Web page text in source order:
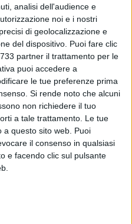
analisi dell'audience e
noi e i nostri
di geolocalizzazione e
del dispositivo. Puoi fare clic
partner il trattamento per le
puoi accedere a
le tue preferenze prima
Si rende noto che alcuni
non richiedere il tuo
a tale trattamento. Le tue
a questo sito web. Puoi
il consenso in qualsiasi
e facendo clic sul pulsante
notte di venerdì 14 giugno,
energia elettricache ha
giornata di ieri, sabato 15,
Paolo Riccie del delegato
prontamente avvisato
a tal proposito,
direttamente dai residenti